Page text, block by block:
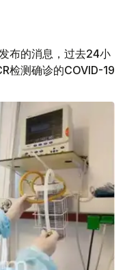
布的消息，过去24小
检测确诊的COVID-19